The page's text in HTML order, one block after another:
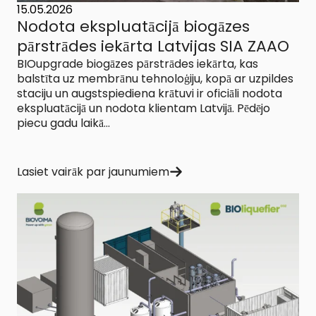
15.05.2026
Nodota ekspluatācijā biogāzes
pārstrādes iekārta Latvijas SIA ZAAO
BIOupgrade biogāzes pārstrādes iekārta, kas
balstīta uz membrānu tehnoloģiju, kopā ar uzpildes
staciju un augstspiediena krātuvi ir oficiāli nodota
ekspluatācijā un nodota klientam Latvijā. Pēdējo
piecu gadu laikā...
Lasiet vairāk par jaunumiem